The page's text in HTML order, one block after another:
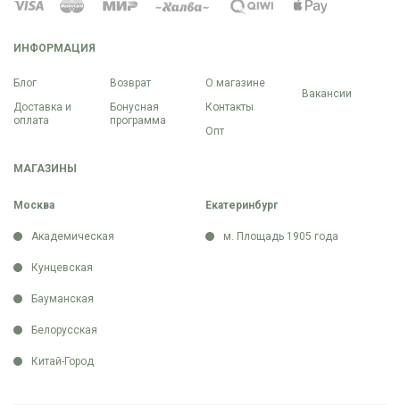
ИНФОРМАЦИЯ
Блог
Доставка и
оплата
Возврат
Бонусная
программа
О магазине
Контакты
Опт
Вакансии
МАГАЗИНЫ
Москва
Академическая
Кунцевская
Бауманская
Белорусская
Китай-Город
Екатеринбург
м. Площадь 1905 года